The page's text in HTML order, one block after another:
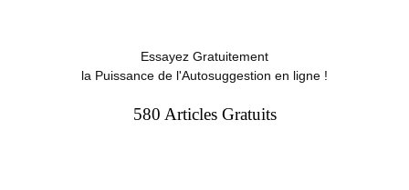
Essayez Gratuitement
la Puissance de l'Autosuggestion en ligne !
580 Articles Gratuits